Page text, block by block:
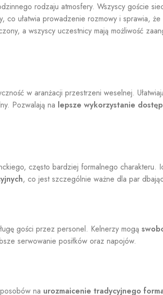
rodzaju atmosfery. Wszyscy goście
co ułatwia prowadzenie rozmowy i sprawia,
a wszyscy uczestnicy mają możliwość
w aranżacji przestrzeni weselnej.
Pozwalają na lepsze wykorzystanie
często bardziej formalnego charakteru.
, co jest szczególnie ważne dla par
gości przez personel. Kelnerzy mogą
serwowanie posiłków oraz napojów.
na urozmaicenie tradycyjnego